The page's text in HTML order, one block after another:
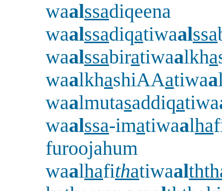
waalssadiqeena
waalssadiqatiwaalssa
waalssabiratiwaalkha
waalkhashiAAatiwaa
waalmutasaddiqatiwa
waalssa-imatiwaalha
furoojahum
waalhafithatiwaal